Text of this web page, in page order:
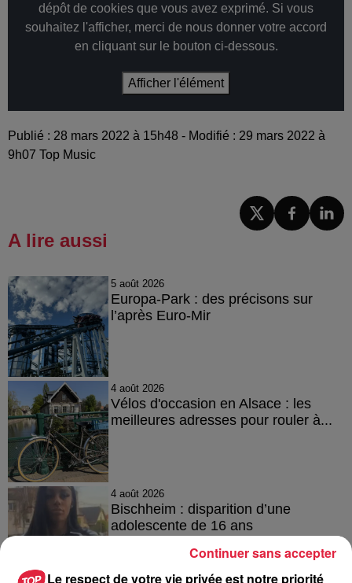
dépôt de cookies que vous avez exprimé. Si vous
souhaitez l'afficher, merci de nous donner votre accord
en cliquant sur le bouton ci-dessous.
Afficher l'élément
Publié : 28 mars 2022 à 15h48 - Modifié : 29 mars 2022 à
9h07 Top Music
A lire aussi
5 août 2026
Europa-Park : des précisons sur
l’après Euro-Mir
4 août 2026
Vélos d'occasion en Alsace : les
meilleures adresses pour rouler à...
4 août 2026
Bischheim : disparition d’une
adolescente de 16 ans
Le respect de votre vie privée est notre priorité
Continuer sans accepter